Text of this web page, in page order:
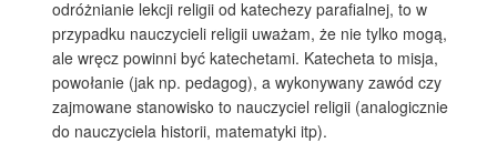
odróżnianie lekcji religii od katechezy parafialnej, to w
przypadku nauczycieli religii uważam, że nie tylko mogą,
ale wręcz powinni być katechetami. Katecheta to misja,
powołanie (jak np. pedagog), a wykonywany zawód czy
zajmowane stanowisko to nauczyciel religii (analogicznie
do nauczyciela historii, matematyki itp).